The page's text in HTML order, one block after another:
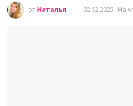
от Наталья 02.12.2025 На